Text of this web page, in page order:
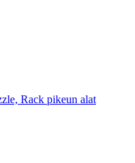
Rack pikeun alat